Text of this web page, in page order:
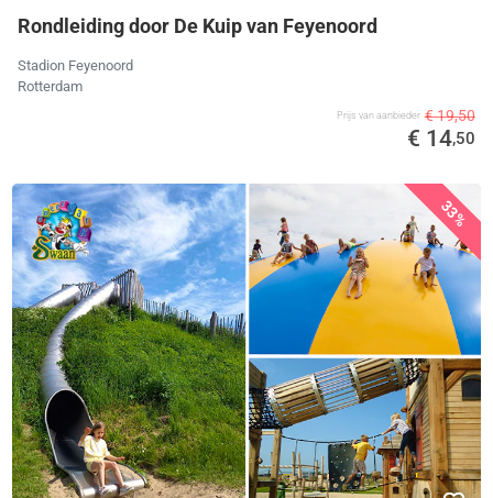
Rondleiding door De Kuip van Feyenoord
Stadion Feyenoord
Rotterdam
Prijs van aanbieder € 19,50
€ 14,50
33%